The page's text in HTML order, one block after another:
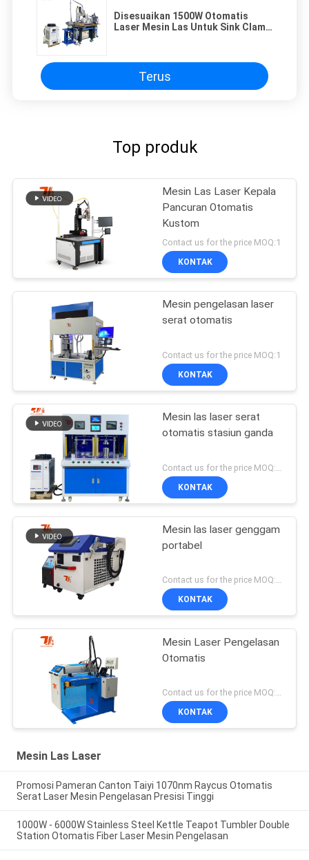
Disesuaikan 1500W Otomatis
Laser Mesin Las Untuk Sink Clamp
Terus
Top produk
Mesin Las Laser Kepala
Pancuran Otomatis
Kustom
Contact us for the price MOQ:1
KONTAK
Mesin pengelasan laser
serat otomatis
Contact us for the price MOQ:1
KONTAK
Mesin las laser serat
otomatis stasiun ganda
KONTAK
Mesin las laser genggam
portabel
Contact us for the price MOQ:1 set
KONTAK
Mesin Laser Pengelasan
Otomatis
Contact us for the price MOQ:1 set
KONTAK
Mesin Las Laser
Promosi Pameran Canton Taiyi 1070nm Raycus Otomatis
Serat Laser Mesin Pengelasan Presisi Tinggi
1000W - 6000W Stainless Steel Kettle Teapot Tumbler Double
Station Otomatis Fiber Laser Mesin Pengelasan